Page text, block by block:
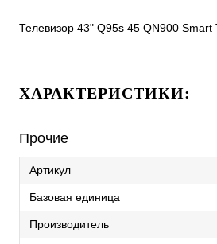
Телевизор 43" Q95s 45 QN900
ХАРАКТЕРИСТИКИ:
Прочие
Артикул
Базовая единица
Производитель